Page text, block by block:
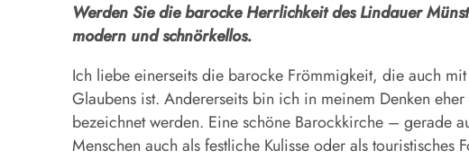
Werden Sie die barocke Herrlichkeit des Lindauer
modern und schnörkellos.
Ich liebe einerseits die barocke Frömmigkeit, die auch
Glaubens ist. Andererseits bin ich in meinem Denken
bezeichnet werden. Eine schöne Barockkirche – gerade
Menschen auch als festliche Kulisse oder als touristisches